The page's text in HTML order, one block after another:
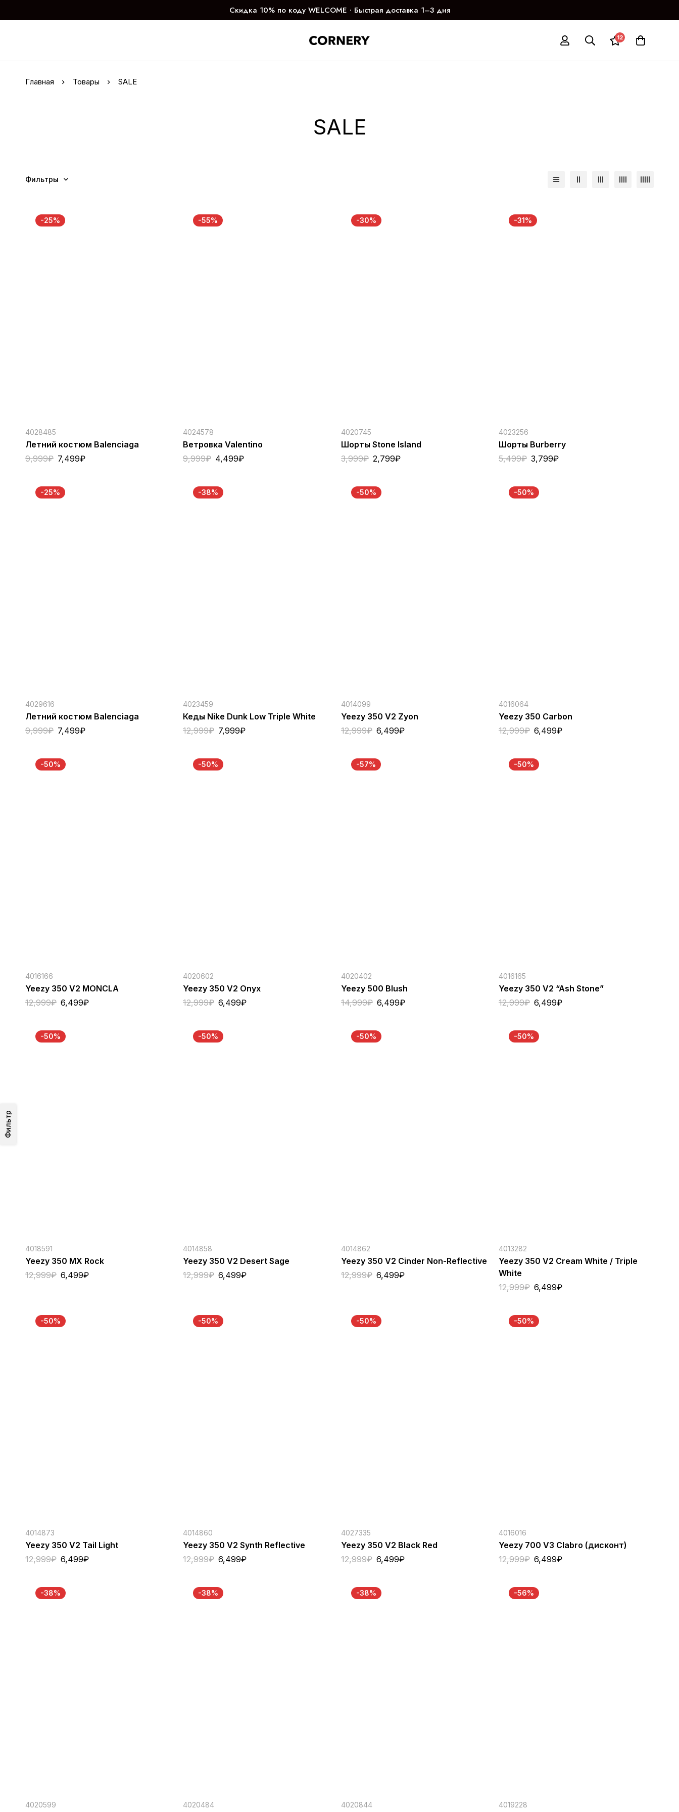
Скидка 10% по коду WELCOME ∙ Быстрая доставка 1–3 дня
12
Главная Товары SALE
SALE
Фильтр
Фильтры
-25%
4028485
Летний костюм Balenciaga
9,999₽ 7,499₽
-55%
4024578
Ветровка Valentino
9,999₽ 4,499₽
-30%
4020745
Шорты Stone Island
3,999₽ 2,799₽
-31%
4023256
Шорты Burberry
5,499₽ 3,799₽
-25%
4029616
Летний костюм Balenciaga
9,999₽ 7,499₽
-38%
4023459
Кеды Nike Dunk Low Triple White
12,999₽ 7,999₽
-50%
4014099
Yeezy 350 V2 Zyon
12,999₽ 6,499₽
-50%
4016064
Yeezy 350 Carbon
12,999₽ 6,499₽
-50%
4016166
Yeezy 350 V2 MONCLA
12,999₽ 6,499₽
-50%
4020602
Yeezy 350 V2 Onyx
12,999₽ 6,499₽
-57%
4020402
Yeezy 500 Blush
14,999₽ 6,499₽
-50%
4016165
Yeezy 350 V2 “Ash Stone”
12,999₽ 6,499₽
-50%
4018591
Yeezy 350 MX Rock
12,999₽ 6,499₽
-50%
4014858
Yeezy 350 V2 Desert Sage
12,999₽ 6,499₽
-50%
4014862
Yeezy 350 V2 Cinder Non-Reflective
12,999₽ 6,499₽
-50%
4013282
Yeezy 350 V2 Cream White / Triple
White
12,999₽ 6,499₽
-50%
4014873
Yeezy 350 V2 Tail Light
12,999₽ 6,499₽
-50%
4014860
Yeezy 350 V2 Synth Reflective
12,999₽ 6,499₽
-50%
4027335
Yeezy 350 V2 Black Red
12,999₽ 6,499₽
-50%
4016016
Yeezy 700 V3 Clabro (дисконт)
12,999₽ 6,499₽
-38%
4020599
-38%
4020484
-38%
4020844
-56%
4019228